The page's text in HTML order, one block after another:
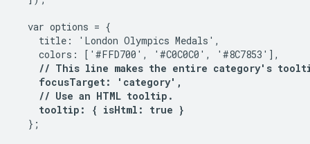
  var options = {
    title: 'London Olympics Medals',
    colors: ['#FFD700', '#C0C0C0', '#8C7853'],
// This line makes the entire category's
    focusTarget: 'category',
    // Use an HTML tooltip.
    tooltip: { isHtml: true }
  };